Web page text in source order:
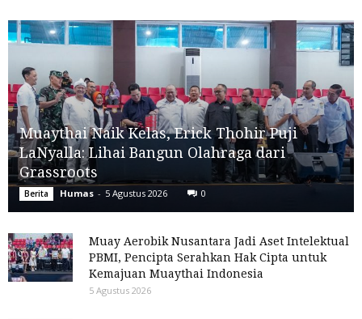
Muaythai Naik Kelas, Erick Thohir Puji
LaNyalla: Lihai Bangun Olahraga dari
Grassroots
Berita Humas - 5 Agustus 2026 0
Muay Aerobik Nusantara Jadi Aset Intelektual
PBMI, Pencipta Serahkan Hak Cipta untuk
Kemajuan Muaythai Indonesia
5 Agustus 2026